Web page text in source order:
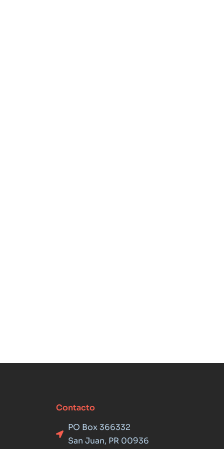
Contacto
PO Box 366332
San Juan, PR 00936